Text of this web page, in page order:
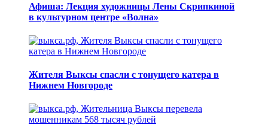
Афиша: Лекция художницы Лены Скрипкиной
в культурном центре «Волна»
Жителя Выксы спасли с тонущего катера в
Нижнем Новгороде